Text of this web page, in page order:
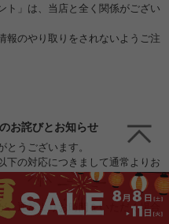
ト」は、当店と全く関係がござい
報のやり取りをされないようご注
お詫びとお知らせ
うございます。
下の対応につきまして通常よりお
通常よりお時間をいただく場合